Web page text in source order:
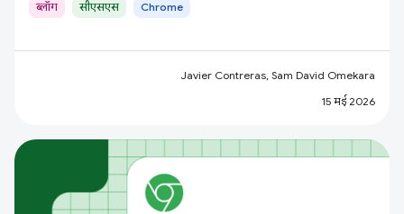
ब्लॉग सीएसएस Chrome
Javier Contreras, Sam David Omekara
15 मई 2026